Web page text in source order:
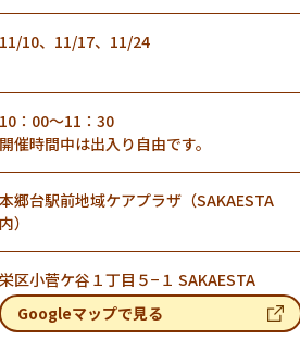
11/10、11/17、11/24
10：00～11：30
開催時間中は出入り自由です。
本郷台駅前地域ケアプラザ（SAKAESTA
内）
栄区小菅ケ谷１丁目５−１ SAKAESTA
Googleマップで見る